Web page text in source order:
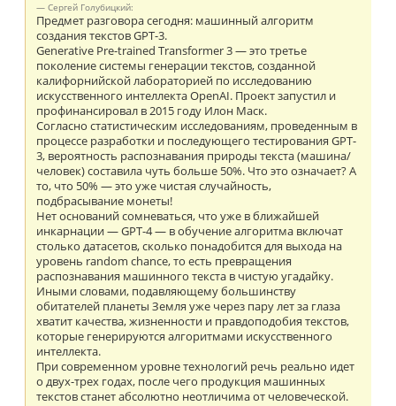
Сергей Голубицкий:
Предмет разговора сегодня: машинный алгоритм
создания текстов GPT-3.
Generative Pre-trained Transformer 3 — это третье
поколение системы генерации текстов, созданной
калифорнийской лабораторией по исследованию
искусственного интеллекта OpenAI. Проект запустил и
профинансировал в 2015 году Илон Маск.
Согласно статистическим исследованиям, проведенным в
процессе разработки и последующего тестирования GPT-
3, вероятность распознавания природы текста (машина/
человек) составила чуть больше 50%. Что это означает? А
то, что 50% — это уже чистая случайность,
подбрасывание монеты!
Нет оснований сомневаться, что уже в ближайшей
инкарнации — GPT-4 — в обучение алгоритма включат
столько датасетов, сколько понадобится для выхода на
уровень random chance, то есть превращения
распознавания машинного текста в чистую угадайку.
Иными словами, подавляющему большинству
обитателей планеты Земля уже через пару лет за глаза
хватит качества, жизненности и правдоподобия текстов,
которые генерируются алгоритмами искусственного
интеллекта.
При современном уровне технологий речь реально идет
о двух-трех годах, после чего продукция машинных
текстов станет абсолютно неотличима от человеческой.